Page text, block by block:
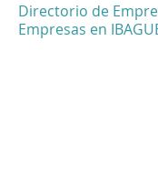
Directorio de
Empresas en